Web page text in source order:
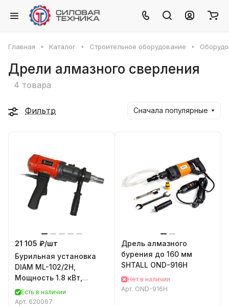
Главная Каталог Строительное оборудование
Дрели алмазного сверления
4 товара
Фильтр Сначала популярные
21 105 ₽/шт
Бурильная установка
DIAM ML-102/2H,
Мощность 1.8 кВт,
диаметр сверления
бетона составляет 10-
Есть в наличии
Арт. 620067
Дрель алмазного
бурения до 160 мм
SHTALL OND-916H
Нет в наличии
Арт. OND-916H